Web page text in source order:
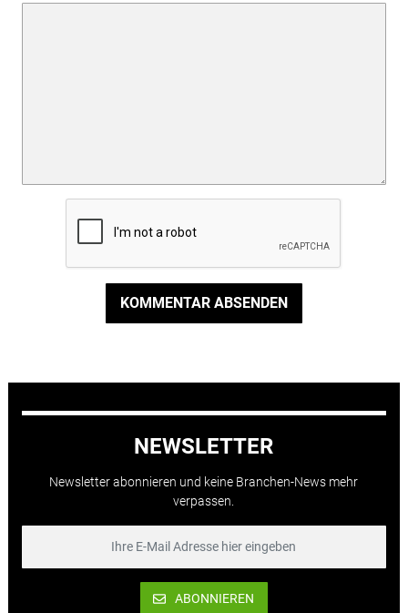
KOMMENTAR ABSENDEN
NEWSLETTER
Newsletter abonnieren und keine Branchen-News mehr
verpassen.
ABONNIEREN